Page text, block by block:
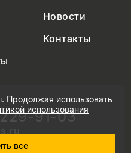
Новости
Контакты
91-03
использовать
использования
все